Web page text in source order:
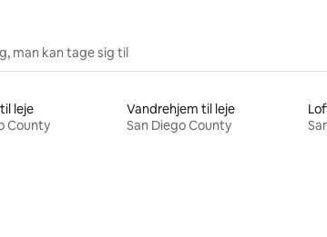
man kan tage sig til
leje
County
Vandrehjem til leje
San Diego County